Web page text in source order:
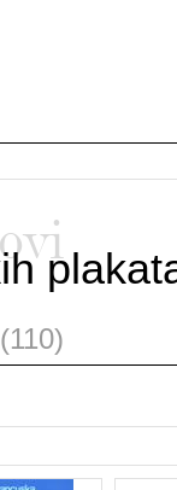
(110)